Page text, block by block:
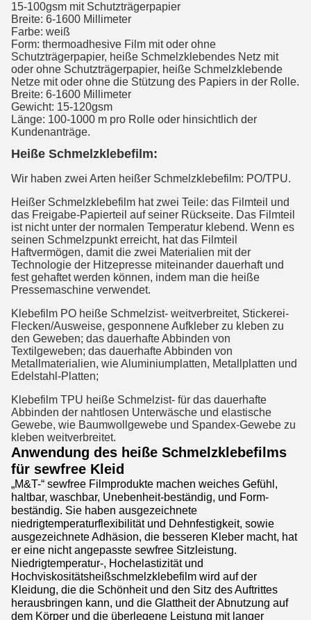
15-100gsm mit Schutzträgerpapier
Breite: 6-1600 Millimeter
Farbe: weiß
Form: thermoadhesive Film mit oder ohne
Schutzträgerpapier, heiße Schmelzklebendes Netz mit
oder ohne Schutzträgerpapier, heiße Schmelzklebende
Netze mit oder ohne die Stützung des Papiers in der Rolle.
Breite: 6-1600 Millimeter
Gewicht: 15-120gsm
Länge: 100-1000 m pro Rolle oder hinsichtlich der
Kundenanträge.
Heiße Schmelzklebefilm:
Wir haben zwei Arten heißer Schmelzklebefilm: PO/TPU.
Heißer Schmelzklebefilm hat zwei Teile: das Filmteil und
das Freigabe-Papierteil auf seiner Rückseite. Das Filmteil
ist nicht unter der normalen Temperatur klebend. Wenn es
seinen Schmelzpunkt erreicht, hat das Filmteil
Haftvermögen, damit die zwei Materialien mit der
Technologie der Hitzepresse miteinander dauerhaft und
fest gehaftet werden können, indem man die heiße
Pressemaschine verwendet.
Klebefilm PO heiße Schmelzist- weitverbreitet, Stickerei-
Flecken/Ausweise, gesponnene Aufkleber zu kleben zu
den Geweben; das dauerhafte Abbinden von
Textilgeweben; das dauerhafte Abbinden von
Metallmaterialien, wie Aluminiumplatten, Metallplatten und
Edelstahl-Platten;
Klebefilm TPU heiße Schmelzist- für das dauerhafte
Abbinden der nahtlosen Unterwäsche und elastische
Gewebe, wie Baumwollgewebe und Spandex-Gewebe zu
kleben weitverbreitet.
Anwendung des heiße Schmelzklebefilms
für sewfree Kleid
„M&T-“ sewfree Filmprodukte machen weiches Gefühl,
haltbar, waschbar, Unebenheit-beständig, und Form-
beständig. Sie haben ausgezeichnete
niedrigtemperaturflexibilität und Dehnfestigkeit, sowie
ausgezeichnete Adhäsion, die besseren Kleber macht, hat
er eine nicht angepasste sewfree Sitzleistung.
Niedrigtemperatur-, Hochelastizität und
Hochviskositätsheißschmelzklebefilm wird auf der
Kleidung, die die Schönheit und den Sitz des Auftrittes
herausbringen kann, und die Glattheit der Abnutzung auf
dem Körper und die überlegene Leistung mit langer